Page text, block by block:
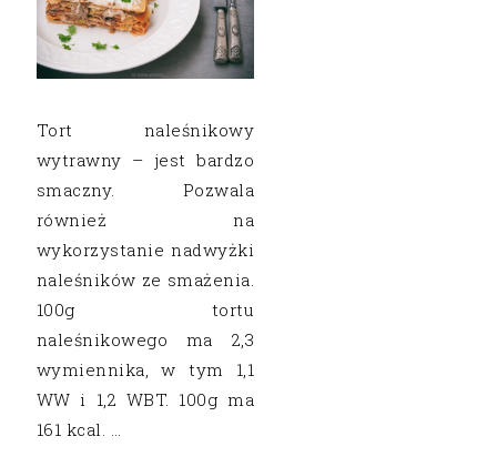
Tort naleśnikowy
wytrawny – jest bardzo
smaczny. Pozwala
również na
wykorzystanie nadwyżki
naleśników ze smażenia.
100g tortu
naleśnikowego ma 2,3
wymiennika, w tym 1,1
WW i 1,2 WBT. 100g ma
161 kcal. …